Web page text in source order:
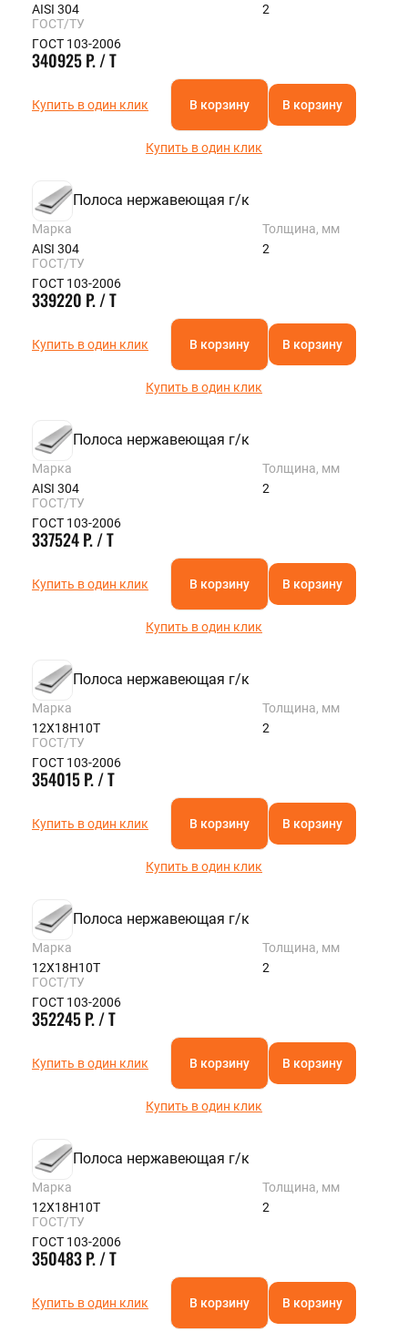
AISI 304
2
ГОСТ/ТУ
ГОСТ 103-2006
340925 Р. / Т
Купить в один клик В корзину В корзину
Купить в один клик
Полоса нержавеющая г/к
Марка
AISI 304
Толщина, мм
2
ГОСТ/ТУ
ГОСТ 103-2006
339220 Р. / Т
Купить в один клик В корзину В корзину
Купить в один клик
Полоса нержавеющая г/к
Марка
AISI 304
Толщина, мм
2
ГОСТ/ТУ
ГОСТ 103-2006
337524 Р. / Т
Купить в один клик В корзину В корзину
Купить в один клик
Полоса нержавеющая г/к
Марка
12Х18Н10Т
Толщина, мм
2
ГОСТ/ТУ
ГОСТ 103-2006
354015 Р. / Т
Купить в один клик В корзину В корзину
Купить в один клик
Полоса нержавеющая г/к
Марка
12Х18Н10Т
Толщина, мм
2
ГОСТ/ТУ
ГОСТ 103-2006
352245 Р. / Т
Купить в один клик В корзину В корзину
Купить в один клик
Полоса нержавеющая г/к
Марка
12Х18Н10Т
Толщина, мм
2
ГОСТ/ТУ
ГОСТ 103-2006
350483 Р. / Т
Купить в один клик В корзину В корзину